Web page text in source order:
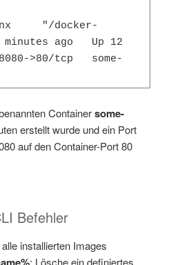
"/docker-
ago   Up 12
>80/tcp   some-
Containersome-
erstellt wurde und ein Port
auf den Container-Port 80
Befehler
installierten Images
: Lösche ein definiertes